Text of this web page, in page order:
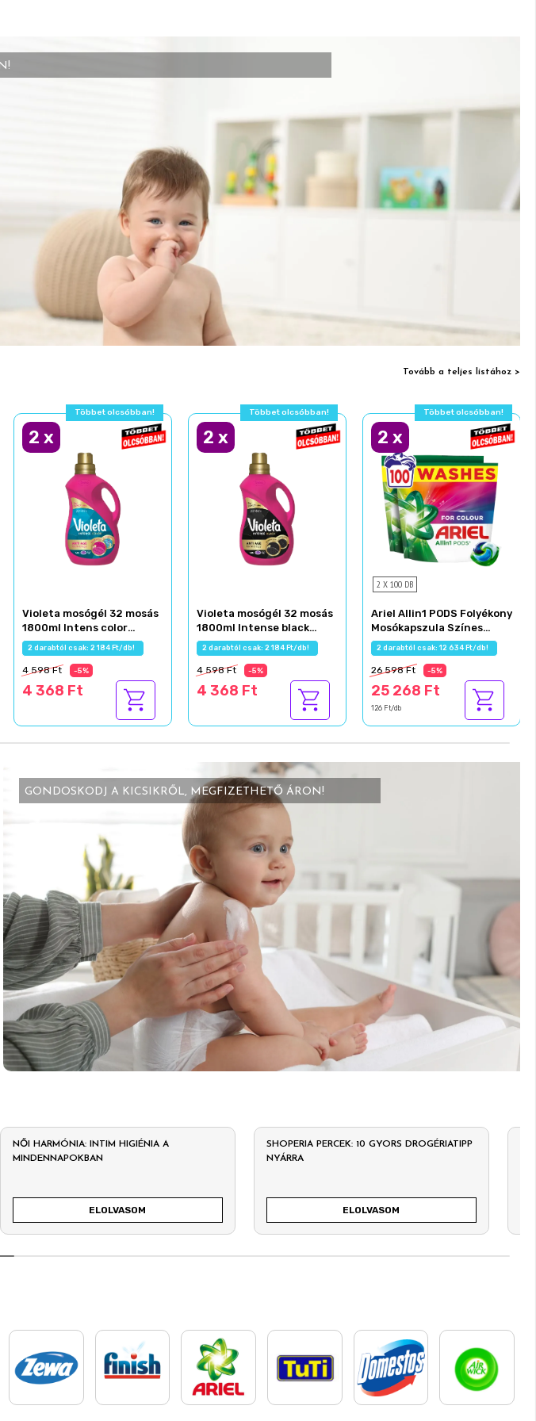
Tovább a teljes listához >
Többet olcsóbban!
2 x
Violeta mosógél 32 mosás
1800ml Intens color
színes ruhákhoz
2 darabtól csak: 2 184 Ft/db!
4 598 Ft -5%
4 368 Ft
Többet olcsóbban!
2 x
Violeta mosógél 32 mosás
1800ml Intense black
fekete ruhákhoz
2 darabtól csak: 2 184 Ft/db!
4 598 Ft -5%
4 368 Ft
Többet olcsóbban!
2 x
2 X 100 DB
Ariel Allin1 PODS Folyékony
Mosókapszula Színes
Ruhákhoz, 100 Mosáshoz
2 darabtól csak: 12 634 Ft/db!
26 598 Ft -5%
25 268 Ft
126 Ft/db
GONDOSKODJ A KICSIKRŐL, MEGFIZETHETŐ ÁRON!
NŐI HARMÓNIA: INTIM HIGIÉNIA A
MINDENNAPOKBAN
ELOLVASOM
SHOPERIA PERCEK: 10 GYORS DROGÉRIATIPP
NYÁRRA
ELOLVASOM